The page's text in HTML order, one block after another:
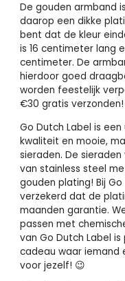
De gouden armband
daarop een dikke
bent dat de kleur
is 16 centimeter lang
centimeter. De
hierdoor goed
worden feestelijk
€30 gratis verzonden!
Go Dutch Label is
kwaliteit en mooie,
sieraden. De
van stainless steel
gouden plating! Bij
verzekerd dat de
maanden garantie.
passen met
van Go Dutch Label
cadeau waar iemand
voor jezelf! 😉